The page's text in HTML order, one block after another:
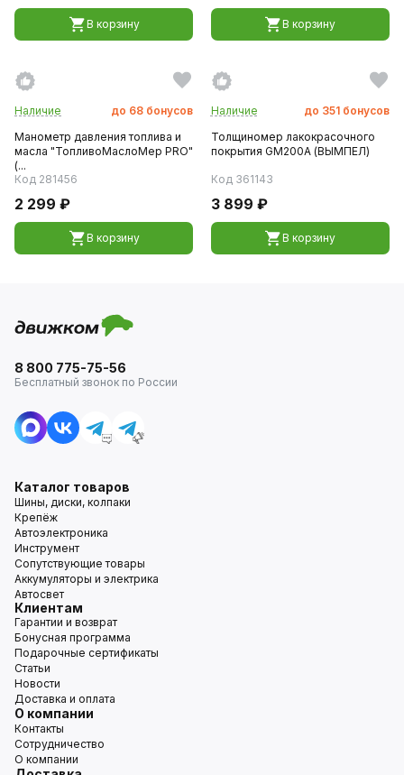
В корзину В корзину
Наличие до 68 бонусов
Манометр давления топлива и
масла "ТопливоМаслоМер PRO"
(...
Код 281456
2 299 ₽
В корзину
Наличие до 351 бонусов
Толщиномер лакокрасочного
покрытия GM200A (ВЫМПЕЛ)
Код 361143
3 899 ₽
В корзину
8 800 775-75-56
Бесплатный звонок по России
Каталог товаров
Шины, диски, колпаки
Крепёж
Автоэлектроника
Инструмент
Сопутствующие товары
Аккумуляторы и электрика
Автосвет
Клиентам
Гарантии и возврат
Бонусная программа
Подарочные сертификаты
Статьи
Новости
Доставка и оплата
О компании
Контакты
Сотрудничество
О компании